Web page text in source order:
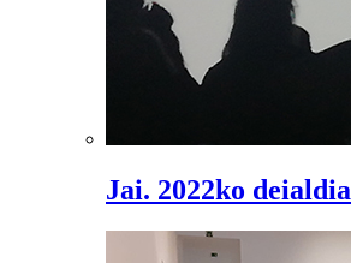
Jai. 2022ko deialdia